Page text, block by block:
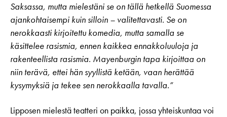
Saksassa, mutta mielestäni se on tällä hetkellä Suomessa
ajankohtaisempi kuin silloin – valitettavasti. Se on
nerokkaasti kirjoitettu komedia, mutta samalla se
käsittelee rasismia, ennen kaikkea ennakkoluuloja ja
rakenteellista rasismia. Mayenburgin tapa kirjoittaa on
niin terävä, ettei hän syyllistä ketään, vaan herättää
kysymyksiä ja tekee sen nerokkaalla tavalla.”
Lipposen mielestä teatteri on paikka, jossa yhteiskuntaa voi